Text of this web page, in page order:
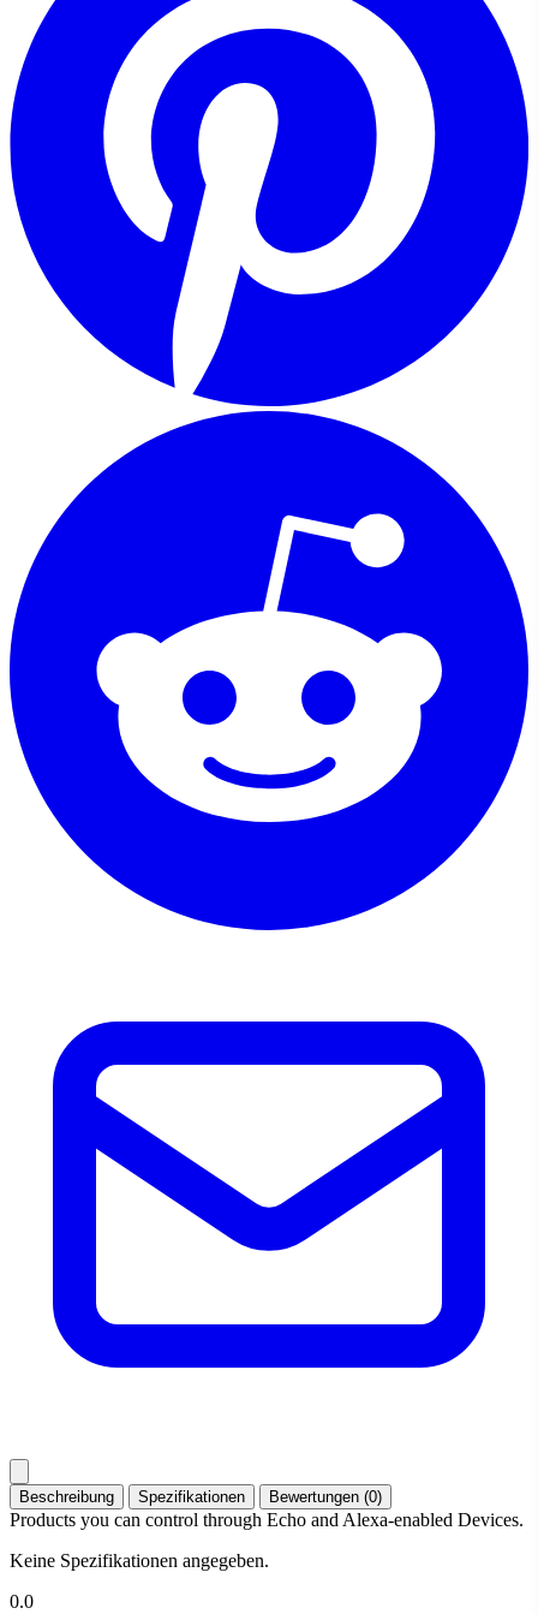
Beschreibung Spezifikationen Bewertungen (0)
Products you can control through Echo and Alexa-enabled Devices.
Keine Spezifikationen angegeben.
0.0